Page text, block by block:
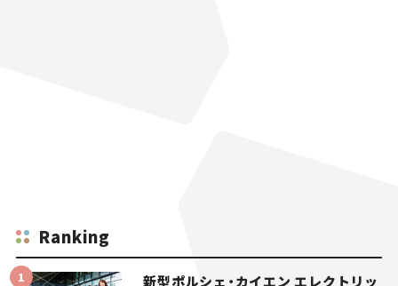
Ranking
新型ポルシェ・カイエン エレクトリッ